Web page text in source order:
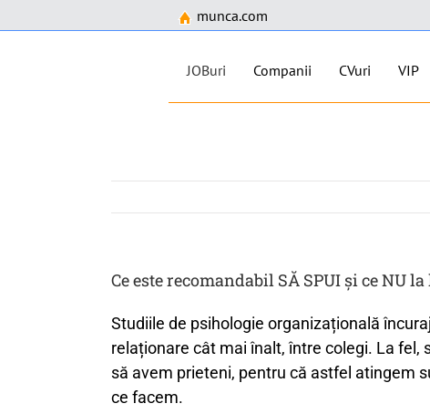
munca.com
JOBuri Companii CVuri VIP
Ce este recomandabil SĂ SPUI și ce NU
Studiile de psihologie organizațională
relaționare cât mai înalt, între colegi. La
să avem prieteni, pentru că astfel atingem
ce facem.